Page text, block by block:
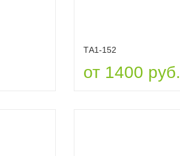
ТА1-152
от 1400 руб.